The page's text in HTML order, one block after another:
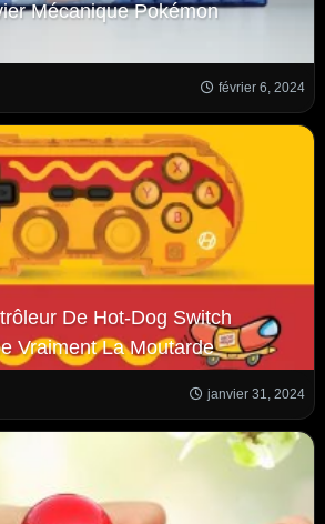
Mécanique Pokémon
février 6, 2024
De Hot-Dog Switch
Vraiment La Moutarde
janvier 31, 2024